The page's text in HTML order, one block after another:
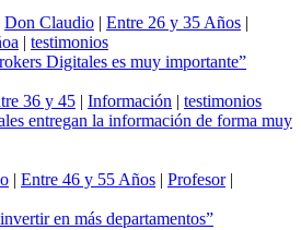
Don Claudio | Entre 26 y 35 Años |
| testimonios
36 y 45 | Información | testimonios
| Entre 46 y 55 Años | Profesor|